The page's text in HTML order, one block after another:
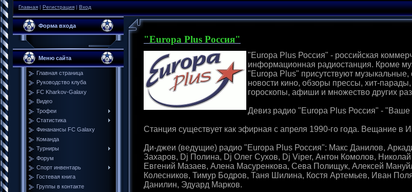
Главная|Регистрация|Вход
Форма входа
Меню сайта
Главная страница
Руководство клуба
FC Kharkov-Galaxy
Видео
Трофеи
Cтатистика
Финанансы FC Galaxy
Команда
Турниры
Форум
Спорт инвентарь
Гостевая книга
Группы в контакте
"Europa Plus Россия"
"Europa Plus Россия" - российская
информационная радиостанция. Кроме
"Europa Plus" присутствуют
новости кино, обзоры прессы, хит-
гороскопы, афиши и множество других
Девиз радио "Europa Plus Россия" -
Станция существует как эфирная с апреля 1990-го года. Вещание в
Ди-джеи (ведущие) радио "Europa Plus Россия": Макс Данилов,
Захаров, Dj Полина, Dj Олег Сухов, Dj Viper, Антон Комолов,
Евгений Мазаев, Алена Масуренкова, Сева Полищук, Алексей
Колесников, Тимур Бодров, Таня Шилина, Костя Артемьев, Иван
Данилин, Эдуард Марков.